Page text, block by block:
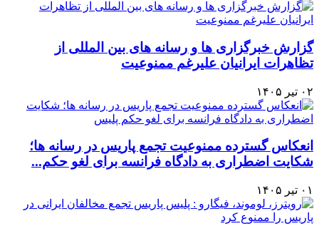
گزارش خبرگزاری ها و رسانه های بین المللی از
تظاهرات ایرانیان علیرغم ممنوعیت
۰۲ تیر ۱۴۰۵
انعکاس گسترده ممنوعیت تجمع پاریس در رسانه ها؛
شکایت اضطراری به دادگاه فرانسه برای لغو حکم...
۰۱ تیر ۱۴۰۵